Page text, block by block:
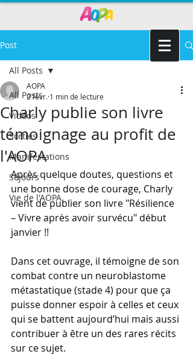
Post
All Posts
Vidéos
Sorties
Manifestations
Séjours
Vie de l'AOPA
All Posts
Charly publie son livre
témoignage au profit de
l'AOPA
AOPA
2 févr. 1 min de lecture
Après quelque doutes, questions et
une bonne dose de courage, Charly
vient de publier son livre "Résilience
– Vivre après avoir survécu" début
janvier !!
Dans cet ouvrage, il témoigne de son
combat contre un neuroblastome
métastatique (stade 4) pour que ça
puisse donner espoir à celles et ceux
qui se battent aujourd’hui mais aussi
contribuer à être un des rares récits
sur ce sujet.